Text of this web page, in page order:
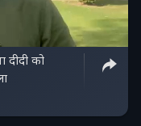
दीदी को